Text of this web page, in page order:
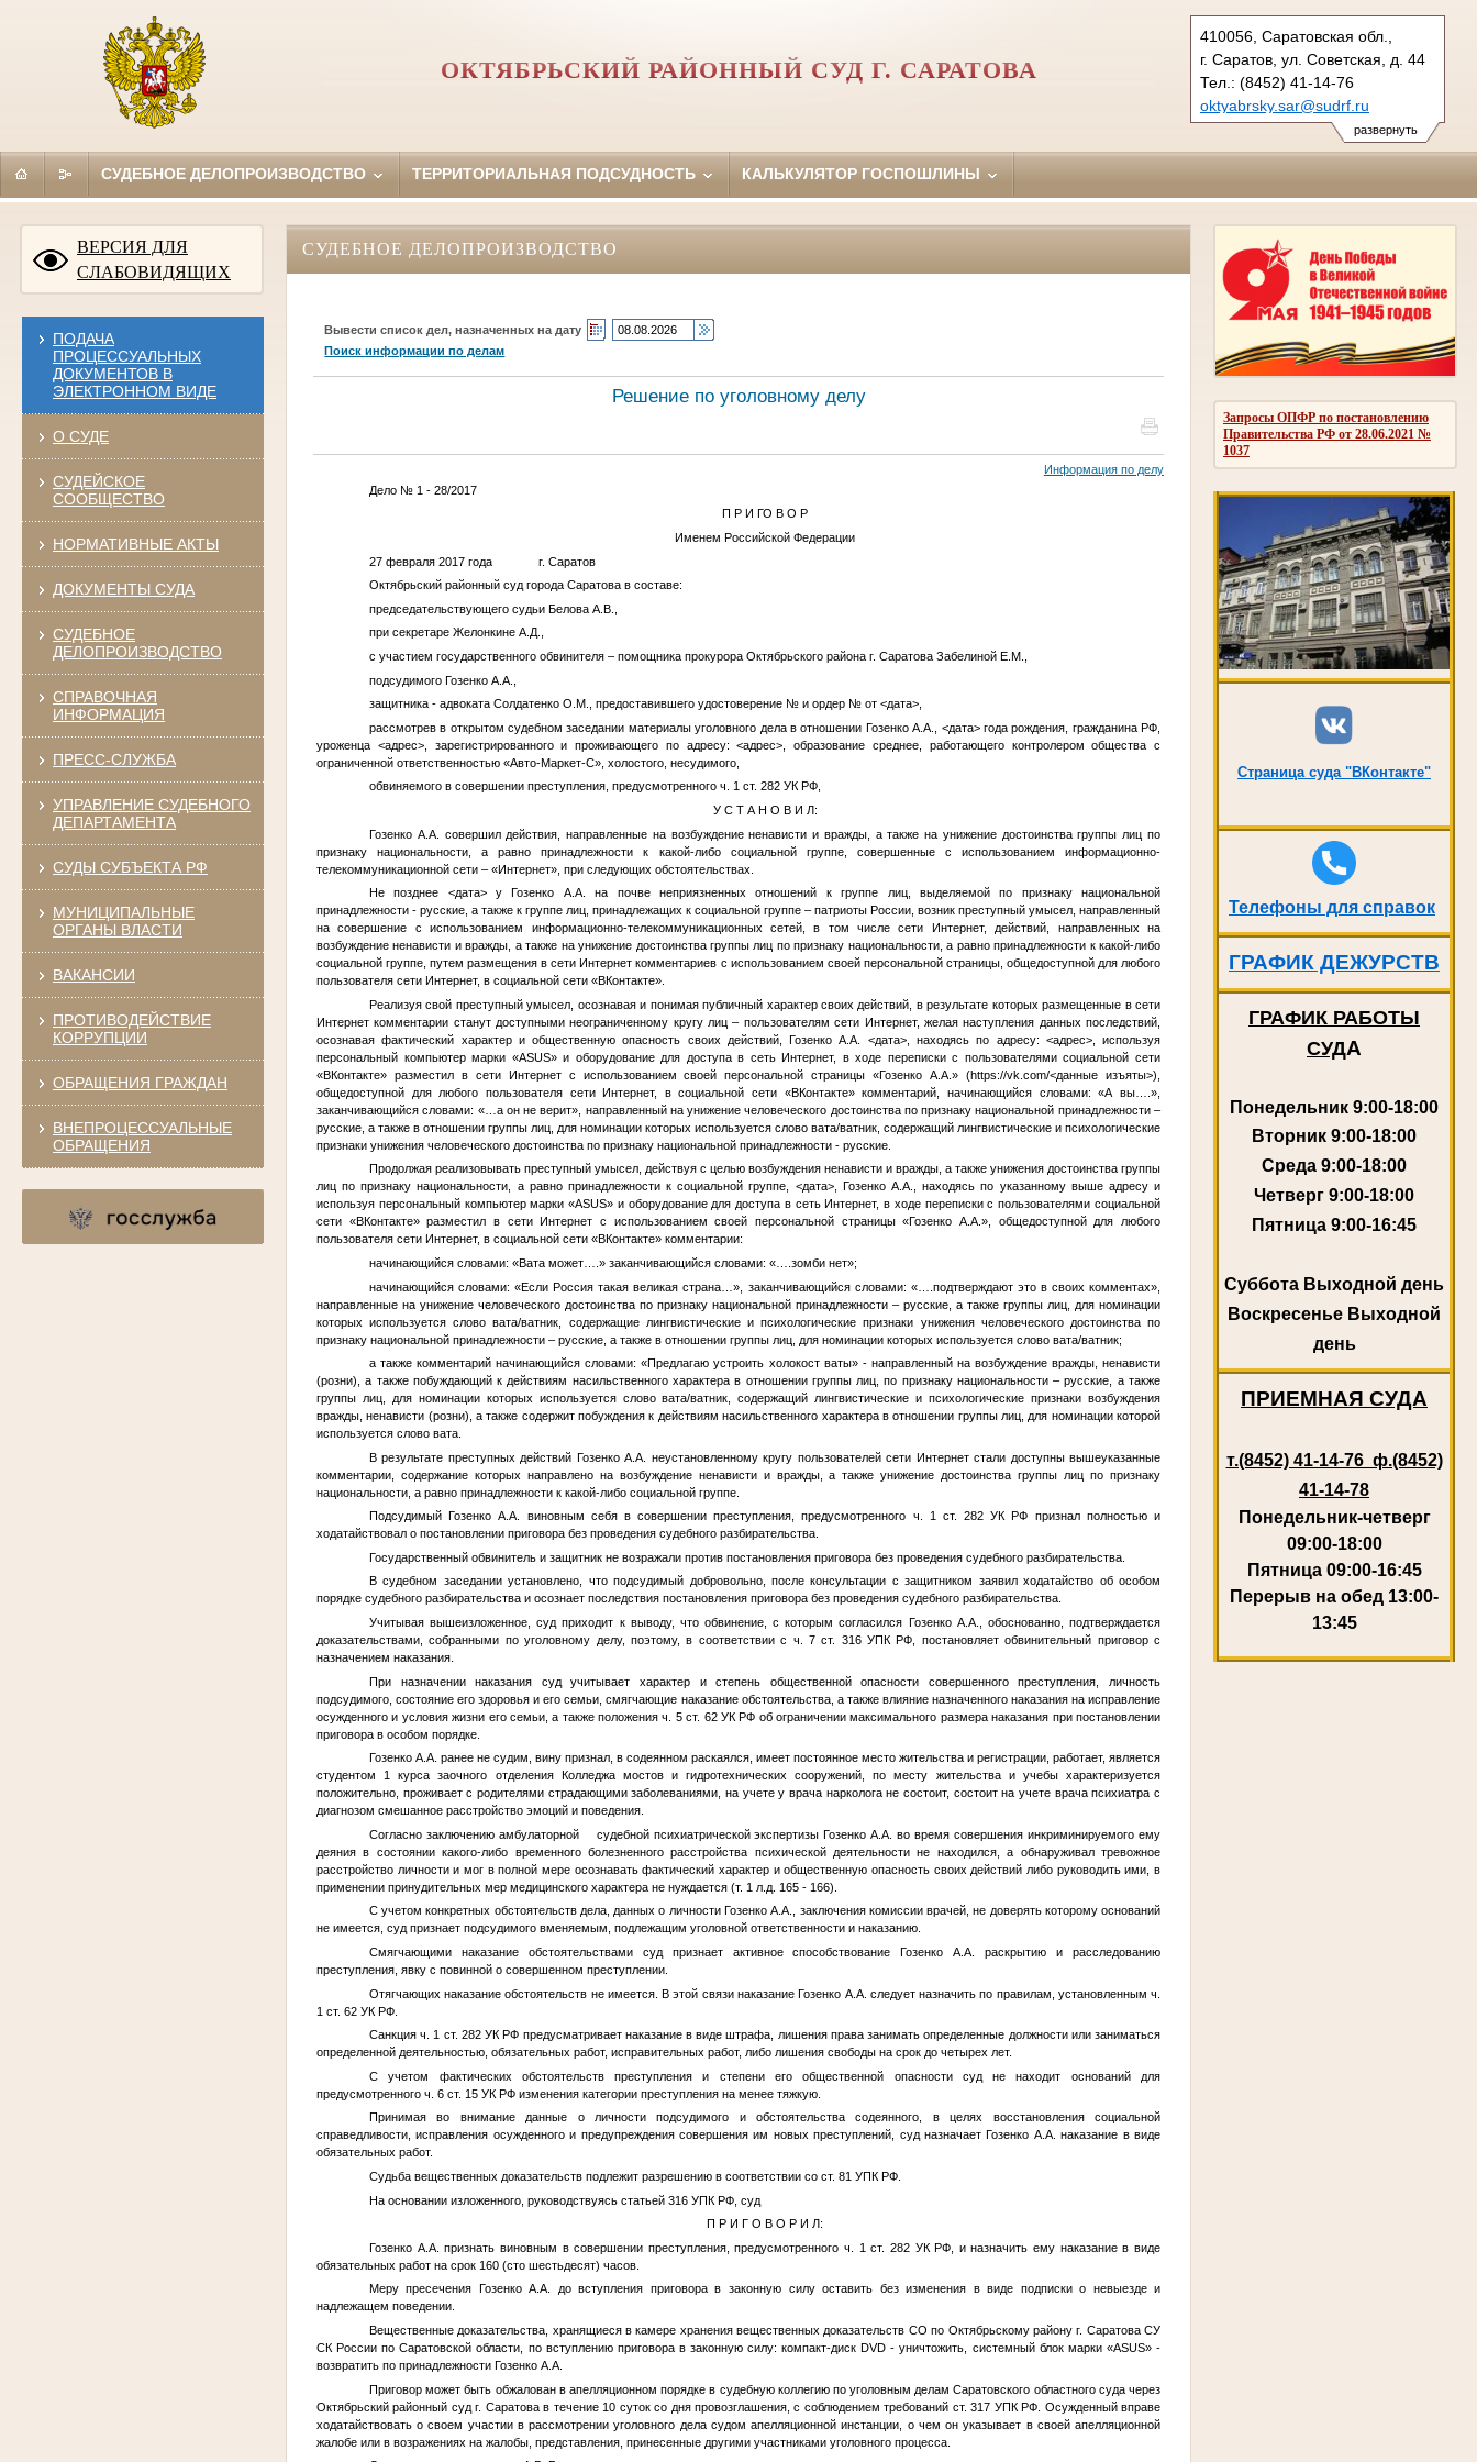
развернуть
410056, Саратовская обл.,
г. Саратов, ул. Советская, д. 44
Тел.: (8452) 41-14-76
oktyabrsky.sar@sudrf.ru
ОКТЯБРЬСКИЙ РАЙОННЫЙ СУД Г. САРАТОВА
СУДЕБНОЕ ДЕЛОПРОИЗВОДСТВО ТЕРРИТОРИАЛЬНАЯ ПОДСУДНОСТЬ КАЛЬКУЛЯТОР ГОСПОШЛИНЫ
ВЕРСИЯ ДЛЯ
СЛАБОВИДЯЩИХ
ПОДАЧА
ПРОЦЕССУАЛЬНЫХ
ДОКУМЕНТОВ В
ЭЛЕКТРОННОМ ВИДЕ
О СУДЕ
СУДЕЙСКОЕ
СООБЩЕСТВО
НОРМАТИВНЫЕ АКТЫ
ДОКУМЕНТЫ СУДА
СУДЕБНОЕ
ДЕЛОПРОИЗВОДСТВО
СПРАВОЧНАЯ
ИНФОРМАЦИЯ
ПРЕСС-СЛУЖБА
УПРАВЛЕНИЕ СУДЕБНОГО
ДЕПАРТАМЕНТА
СУДЫ СУБЪЕКТА РФ
МУНИЦИПАЛЬНЫЕ
ОРГАНЫ ВЛАСТИ
ВАКАНСИИ
ПРОТИВОДЕЙСТВИЕ
КОРРУПЦИИ
ОБРАЩЕНИЯ ГРАЖДАН
ВНЕПРОЦЕССУАЛЬНЫЕ
ОБРАЩЕНИЯ
Запросы ОПФР по постановлению
Правительства РФ от 28.06.2021 №
1037
Страница суда "ВКонтакте"
Телефоны для справок
ГРАФИК ДЕЖУРСТВ
ГРАФИК РАБОТЫ
СУДА
Понедельник 9:00-18:00
Вторник 9:00-18:00
Среда 9:00-18:00
Четверг 9:00-18:00
Пятница 9:00-16:45
Суббота Выходной день
Воскресенье Выходной
день
ПРИЕМНАЯ СУДА
т.(8452) 41-14-76 ф.(8452)
41-14-78
Понедельник-четверг
09:00-18:00
Пятница 09:00-16:45
Перерыв на обед 13:00-
13:45
СУДЕБНОЕ ДЕЛОПРОИЗВОДСТВО
Вывести список дел, назначенных на дату
Поиск информации по делам
Решение по уголовному делу
Информация по делу
Дело № 1 - 28/2017
П Р И ГО В О Р
Именем Российской Федерации
27 февраля 2017 года г. Саратов
Октябрьский районный суд города Саратова в составе:
председательствующего судьи Белова А.В.,
при секретаре Желонкине А.Д.,
с участием государственного обвинителя – помощника прокурора Октябрьского района г. Саратова Забелиной Е.М.,
подсудимого Гозенко А.А.,
защитника - адвоката Солдатенко О.М., предоставившего удостоверение №и ордер №от <дата>,
рассмотрев в открытом судебном заседании материалы уголовного дела в отношении Гозенко А.А. <дата>года рождения, гражданина РФ,
уроженца <адрес>, зарегистрированного и проживающего по адресу:<адрес> , образование среднее, работающего контролером общества с
ограниченной ответственностью «Авто-Маркет-С», холостого, несудимого,
обвиняемого в совершении преступления, предусмотренного ч. 1 ст. 282 УК РФ,
У С Т А Н О В И Л:
Гозенко А.А. совершил действия, направленные на возбуждение ненависти и вражды, а также на унижение достоинства группы лиц по
признаку национальности, а равно принадлежности к какой-либо социальной группе, совершенные с использованием информационно-
телекоммуникационной сети – «Интернет», при следующих обстоятельствах.
Не позднее <дата>у Гозенко А.А. на почве неприязненных отношений к группе лиц, выделяемой по признаку национальной
принадлежности - русские, а также к группе лиц, принадлежащих к социальной группе – патриоты России, возник преступный умысел, направленный
на совершение с использованием информационно-телекоммуникационных сетей, в том числе сети Интернет, действий, направленных на
возбуждение ненависти и вражды, а также на унижение достоинства группы лиц по признаку национальности, а равно принадлежности к какой-либо
социальной группе, путем размещения в сети Интернет комментариев с использованием своей персональной страницы, общедоступной для любого
пользователя сети Интернет, в социальной сети «ВКонтакте».
Реализуя свой преступный умысел, осознавая и понимая публичный характер своих действий, в результате которых размещенные в сети
Интернет комментарии станут доступными неограниченному кругу лиц – пользователям сети Интернет, желая наступления данных последствий,
осознавая фактический характер и общественную опасность своих действий, Гозенко А.А. <дата>, находясь по адресу: <адрес>, используя
персональный компьютер марки «ASUS» и оборудование для доступа в сеть Интернет, в ходе переписки с пользователями социальной сети
«ВКонтакте» разместил в сети Интернет с использованием своей персональной страницы «Гозенко А.А.» (https://vk.com/<данные изъяты>),
общедоступной для любого пользователя сети Интернет, в социальной сети «ВКонтакте» комментарий, начинающийся словами: «А вы….»,
заканчивающийся словами: «…а он не верит», направленный на унижение человеческого достоинства по признаку национальной принадлежности –
русские, а также в отношении группы лиц, для номинации которых используется слово вата/ватник, содержащий лингвистические и психологические
признаки унижения человеческого достоинства по признаку национальной принадлежности - русские.
Продолжая реализовывать преступный умысел, действуя с целью возбуждения ненависти и вражды, а также унижения достоинства группы
лиц по признаку национальности, а равно принадлежности к социальной группе, <дата>, Гозенко А.А., находясь по указанному выше адресу и
используя персональный компьютер марки «ASUS» и оборудование для доступа в сеть Интернет, в ходе переписки с пользователями социальной
сети «ВКонтакте» разместил в сети Интернет с использованием своей персональной страницы «Гозенко А.А.», общедоступной для любого
пользователя сети Интернет, в социальной сети «ВКонтакте» комментарии:
начинающийся словами: «Вата может….» заканчивающийся словами: «….зомби нет»;
начинающийся словами: «Если Россия такая великая страна…», заканчивающийся словами: «….подтверждают это в своих комментах»,
направленные на унижение человеческого достоинства по признаку национальной принадлежности – русские, а также группы лиц, для номинации
которых используется слово вата/ватник, содержащие лингвистические и психологические признаки унижения человеческого достоинства по
признаку национальной принадлежности – русские, а также в отношении группы лиц, для номинации которых используется слово вата/ватник;
а также комментарий начинающийся словами: «Предлагаю устроить холокост ваты» - направленный на возбуждение вражды, ненависти
(розни), а также побуждающий к действиям насильственного характера в отношении группы лиц, по признаку национальности – русские, а также
группы лиц, для номинации которых используется слово вата/ватник, содержащий лингвистические и психологические признаки возбуждения
вражды, ненависти (розни), а также содержит побуждения к действиям насильственного характера в отношении группы лиц, для номинации которой
используется слово вата.
В результате преступных действий Гозенко А.А. неустановленному кругу пользователей сети Интернет стали доступны вышеуказанные
комментарии, содержание которых направлено на возбуждение ненависти и вражды, а также унижение достоинства группы лиц по признаку
национальности, а равно принадлежности к какой-либо социальной группе.
Подсудимый Гозенко А.А. виновным себя в совершении преступления, предусмотренного ч. 1 ст. 282 УК РФ признал полностью и
ходатайствовал о постановлении приговора без проведения судебного разбирательства.
Государственный обвинитель и защитник не возражали против постановления приговора без проведения судебного разбирательства.
В судебном заседании установлено, что подсудимый добровольно, после консультации с защитником заявил ходатайство об особом
порядке судебного разбирательства и осознает последствия постановления приговора без проведения судебного разбирательства.
Учитывая вышеизложенное, суд приходит к выводу, что обвинение, с которым согласился Гозенко А.А., обоснованно, подтверждается
доказательствами, собранными по уголовному делу, поэтому, в соответствии с ч. 7 ст. 316 УПК РФ, постановляет обвинительный приговор с
назначением наказания.
При назначении наказания суд учитывает характер и степень общественной опасности совершенного преступления, личность
подсудимого, состояние его здоровья и его семьи, смягчающие наказание обстоятельства, а также влияние назначенного наказания на исправление
осужденного и условия жизни его семьи, а также положения ч. 5 ст. 62 УК РФ об ограничении максимального размера наказания при постановлении
приговора в особом порядке.
Гозенко А.А. ранее не судим, вину признал, в содеянном раскаялся, имеет постоянное место жительства и регистрации, работает, является
студентом 1 курса заочного отделения Колледжа мостов и гидротехнических сооружений, по месту жительства и учебы характеризуется
положительно, проживает с родителями страдающими заболеваниями, на учете у врача нарколога не состоит, состоит на учете врача психиатра с
диагнозом смешанное расстройство эмоций и поведения.
Согласно заключению амбулаторной судебной психиатрической экспертизы Гозенко А.А. во время совершения инкриминируемого ему
деяния в состоянии какого-либо временного болезненного расстройства психической деятельности не находился, а обнаруживал тревожное
расстройство личности и мог в полной мере осознавать фактический характер и общественную опасность своих действий либо руководить ими, в
применении принудительных мер медицинского характера не нуждается (т. 1 л.д. 165 - 166).
С учетом конкретных обстоятельств дела, данных о личности Гозенко А.А., заключения комиссии врачей, не доверять которому оснований
не имеется, суд признает подсудимого вменяемым, подлежащим уголовной ответственности и наказанию.
Смягчающими наказание обстоятельствами суд признает активное способствование Гозенко А.А. раскрытию и расследованию
преступления, явку с повинной о совершенном преступлении.
Отягчающих наказание обстоятельств не имеется. В этой связи наказание Гозенко А.А. следует назначить по правилам, установленным ч.
1 ст. 62 УК РФ.
Санкция ч. 1 ст. 282 УК РФ предусматривает наказание в виде штрафа, лишения права занимать определенные должности или заниматься
определенной деятельностью, обязательных работ, исправительных работ, либо лишения свободы на срок до четырех лет.
С учетом фактических обстоятельств преступления и степени его общественной опасности суд не находит оснований для
предусмотренного ч. 6 ст. 15 УК РФ изменения категории преступления на менее тяжкую.
Принимая во внимание данные о личности подсудимого и обстоятельства содеянного, в целях восстановления социальной
справедливости, исправления осужденного и предупреждения совершения им новых преступлений, суд назначает Гозенко А.А. наказание в виде
обязательных работ.
Судьба вещественных доказательств подлежит разрешению в соответствии со ст. 81 УПК РФ.
На основании изложенного, руководствуясь статьей 316 УПК РФ, суд
П Р И Г О В О Р И Л:
Гозенко А.А. признать виновным в совершении преступления, предусмотренного ч. 1 ст. 282 УК РФ, и назначить ему наказание в виде
обязательных работ на срок 160 (сто шестьдесят) часов.
Меру пресечения Гозенко А.А. до вступления приговора в законную силу оставить без изменения в виде подписки о невыезде и
надлежащем поведении.
Вещественные доказательства, хранящиеся в камере хранения вещественных доказательств СО по Октябрьскому району г. Саратова СУ
СК России по Саратовской области, по вступлению приговора в законную силу: компакт-диск DVD - уничтожить, системный блок марки «ASUS» -
возвратить по принадлежности Гозенко А.А.
Приговор может быть обжалован в апелляционном порядке в судебную коллегию по уголовным делам Саратовского областного суда через
Октябрьский районный суд г. Саратова в течение 10 суток со дня провозглашения, с соблюдением требований ст. 317 УПК РФ. Осужденный вправе
ходатайствовать о своем участии в рассмотрении уголовного дела судом апелляционной инстанции, о чем он указывает в своей апелляционной
жалобе или в возражениях на жалобы, представления, принесенные другими участниками уголовного процесса.